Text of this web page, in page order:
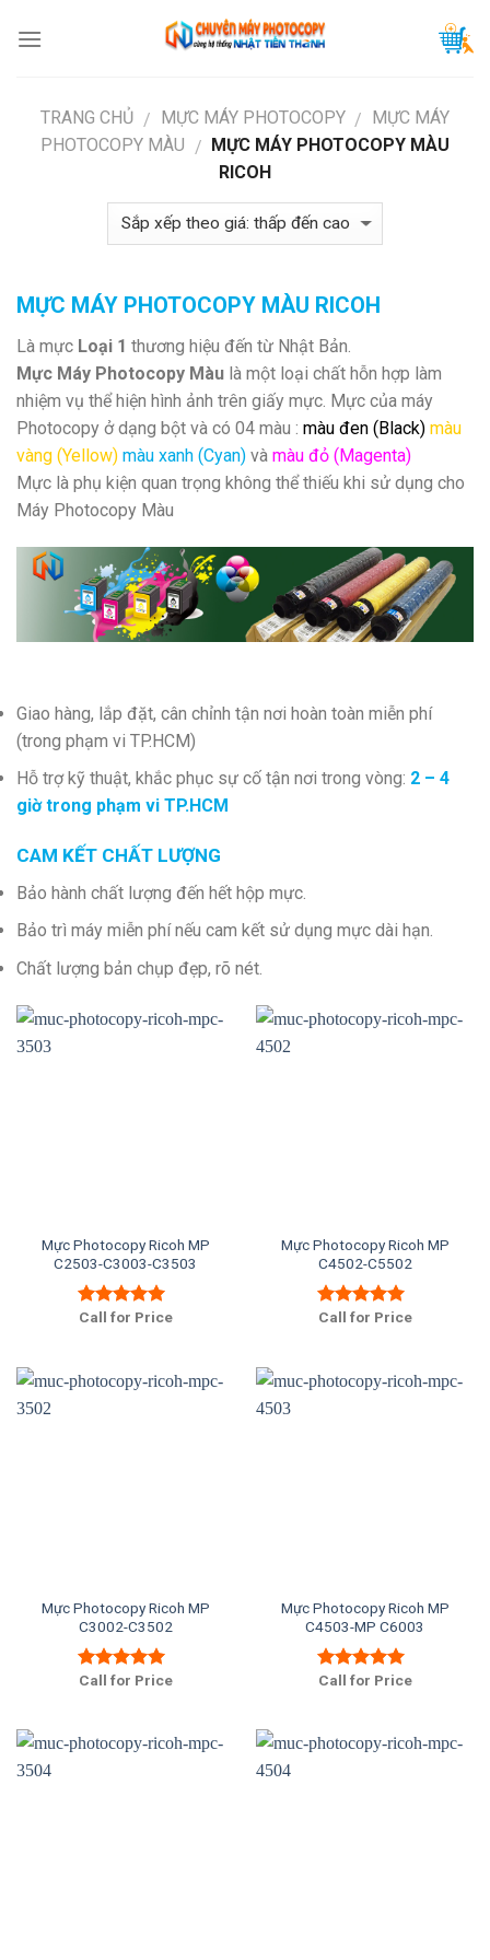
TRANG CHỦ / MỰC MÁY PHOTOCOPY / MỰC MÁY
PHOTOCOPY MÀU / MỰC MÁY PHOTOCOPY MÀU
RICOH
MỰC MÁY PHOTOCOPY MÀU RICOH
Là mực Loại 1 thương hiệu đến từ Nhật Bản.
Mực Máy Photocopy Màu là một loại chất hỗn hợp làm
nhiệm vụ thể hiện hình ảnh trên giấy mực. Mực của máy
Photocopy ở dạng bột và có 04 màu : màu đen (Black) màu
vàng (Yellow) màu xanh (Cyan) và màu đỏ (Magenta)
Mực là phụ kiện quan trọng không thể thiếu khi sử dụng cho
Máy Photocopy Màu
Giao hàng, lắp đặt, cân chỉnh tận nơi hoàn toàn miễn phí
(trong phạm vi TP.HCM)
Hỗ trợ kỹ thuật, khắc phục sự cố tận nơi trong vòng: 2 – 4
giờ trong phạm vi TP.HCM
CAM KẾT CHẤT LƯỢNG
Bảo hành chất lượng đến hết hộp mực.
Bảo trì máy miễn phí nếu cam kết sử dụng mực dài hạn.
Chất lượng bản chụp đẹp, rõ nét.
Mực Photocopy Ricoh MP
C2503-C3003-C3503
Được xếp
Call for Price
Mực Photocopy Ricoh MP
C4502-C5502
Được xếp
Call for Price
Mực Photocopy Ricoh MP
C3002-C3502
Được xếp
Call for Price
Mực Photocopy Ricoh MP
C4503-MP C6003
Được xếp
Call for Price